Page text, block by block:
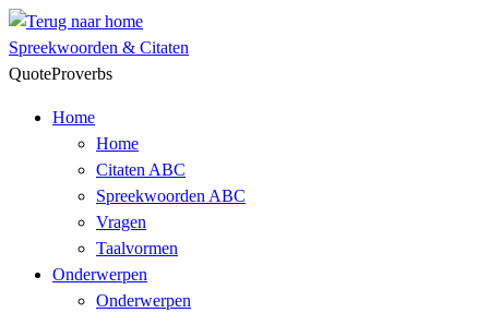
Skip
to
content
Spreekwoorden & Citaten
QuoteProverbs
Home
Home
Citaten ABC
Spreekwoorden ABC
Vragen
Taalvormen
Onderwerpen
Onderwerpen